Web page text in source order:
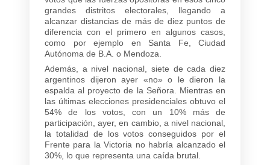
grandes distritos electorales, llegando a
alcanzar distancias de más de diez puntos de
diferencia con el primero en algunos casos,
como por ejemplo en Santa Fe, Ciudad
Autónoma de B.A. o Mendoza.
Además, a nivel nacional, siete de cada diez
argentinos dijeron ayer «no» o le dieron la
espalda al proyecto de la Señora. Mientras en
las últimas elecciones presidenciales obtuvo el
54% de los votos, con un 10% más de
participación, ayer, en cambio, a nivel nacional,
la totalidad de los votos conseguidos por el
Frente para la Victoria no habría alcanzado el
30%, lo que representa una caída brutal.